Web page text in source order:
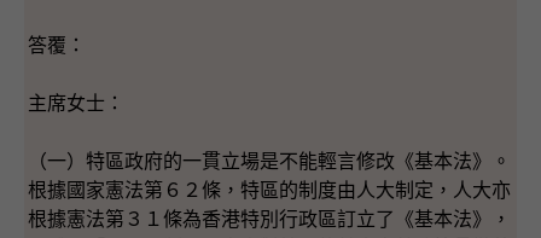
答覆：
主席女士：
（一）特區政府的一貫立場是不能輕言修改《基本法》。
根據國家憲法第６２條，特區的制度由人大制定，人大亦
根據憲法第３１條為香港特別行政區訂立了《基本法》，